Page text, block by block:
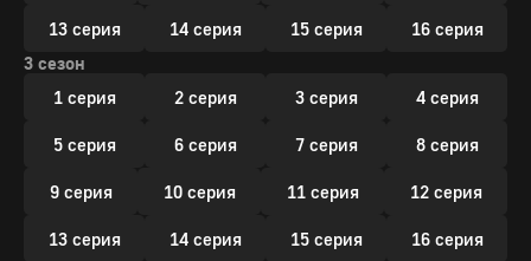
13 серия 14 серия 15 серия
16 серия
3 сезон
1 серия
2 серия 3 серия 4 серия
5 серия 6 серия 7 серия 8 серия
9 серия 10 серия 11 серия 12 серия
13 серия 14 серия 15 серия
16 серия